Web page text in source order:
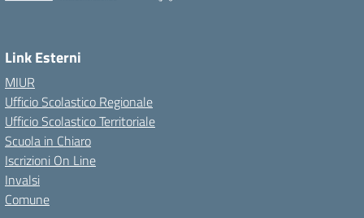
Link Esterni
MIUR
Ufficio Scolastico Regionale
Ufficio Scolastico Territoriale
Scuola in Chiaro
Iscrizioni On Line
Invalsi
Comune